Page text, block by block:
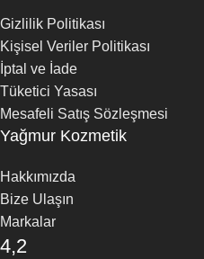
Gizlilik Politikası
Kişisel Veriler Politikası
İptal ve İade
Tüketici Yasası
Mesafeli Satış Sözleşmesi
Yağmur Kozmetik
Hakkımızda
Bize Ulaşın
Markalar
4,2